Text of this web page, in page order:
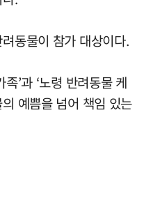
동물이 참가 대상이다.
’과 ‘노령 반려동물 케
예쁨을 넘어 책임 있는